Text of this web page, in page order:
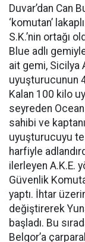
Duvar’dan Can
‘komutan’
S.K.’nin ortağı
Blue adlı
ait gemi, Sicilya
uyuşturucunun
Kalan 100 kilo
seyreden Ocean
sahibi ve
uyuşturucuyu
harfiyle
ilerleyen A.K.E.
Güvenlik
yaptı. İhtar
değiştirerek
başladı. Bu
Belgor’a